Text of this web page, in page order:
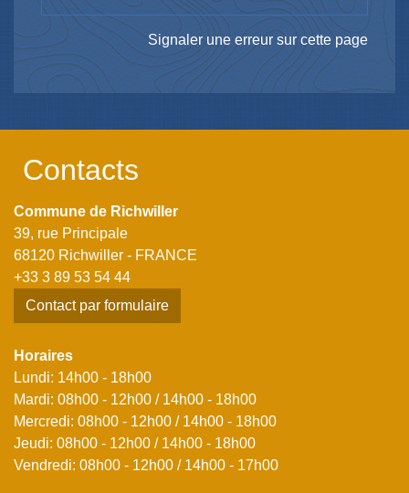
Signaler une erreur sur cette page
Contacts
Commune de Richwiller
39, rue Principale
68120 Richwiller - FRANCE
+33 3 89 53 54 44
Contact par formulaire
Horaires
Lundi: 14h00 - 18h00
Mardi: 08h00 - 12h00 / 14h00 - 18h00
Mercredi: 08h00 - 12h00 / 14h00 - 18h00
Jeudi: 08h00 - 12h00 / 14h00 - 18h00
Vendredi: 08h00 - 12h00 / 14h00 - 17h00